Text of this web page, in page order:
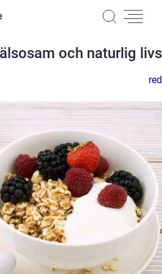
och naturlig